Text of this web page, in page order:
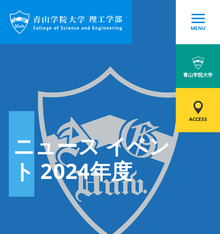
MENU
青山学院大学
ACCESS
ニュース イベン
ト 2024年度